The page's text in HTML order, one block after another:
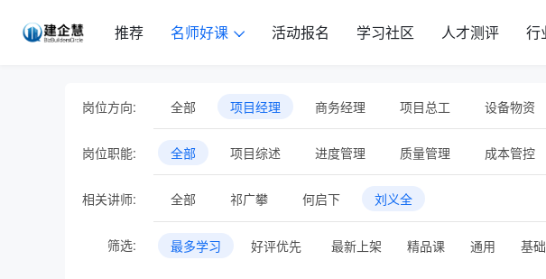
推荐 名师好课 活动报名 学习社区 人才测评 行
岗位方向: 全部 项目经理 商务经理 项目总工 设备物资
人力资源管理
企业管理 市场营销 建筑业财税
专题直播
在线训练营 智库方法论 AI人工智能
岗位职能: 全部 项目综述 进度管理 质量管理 成本管控
审计管理
绿色施工 综合管理
相关讲师: 全部 祁广攀 何启下 刘义全
筛选: 最多学习 好评优先 最新上架 精品课 通用 基础